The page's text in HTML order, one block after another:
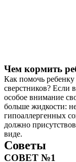
Чем кормить
Как помочь ребенку
сверстников? Если
особое внимание
больше жидкости:
гипоаллергенных
должно
виде.
Советы
СОВЕТ №1